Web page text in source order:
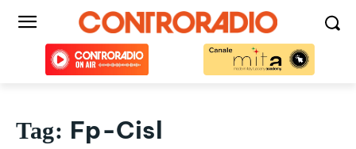
Tag: Fp-Cisl